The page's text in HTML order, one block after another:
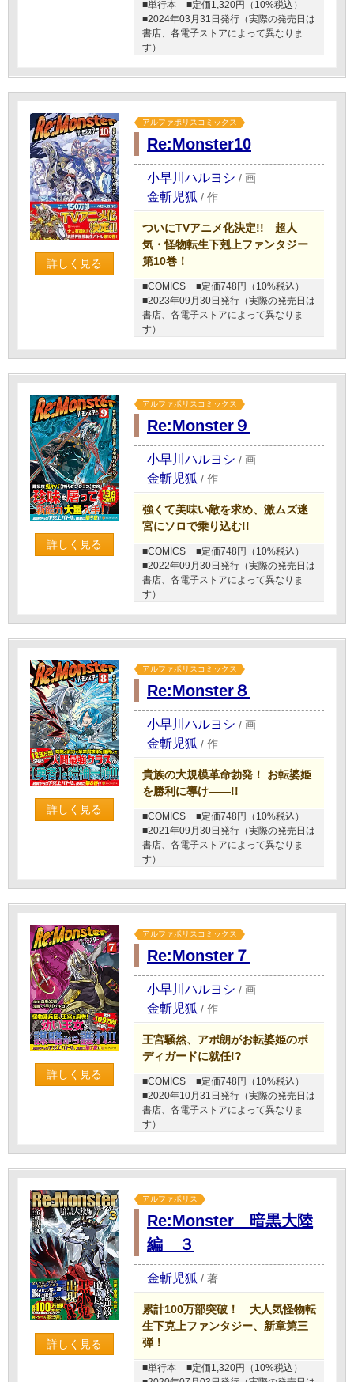
■単行本
■定価1,320円（10%税込）
■2024年03月31日発行（実際の発売日は
書店、各電子ストアによって異なりま
す）
詳しく見る
アルファポリスコミックス
Re:Monster10
小早川ハルヨシ / 画
金斬児狐 / 作
ついにTVアニメ化決定!! 超人
気・怪物転生下剋上ファンタジー
第10巻！
■COMICS
■定価748円（10%税込）
■2023年09月30日発行（実際の発売日は
書店、各電子ストアによって異なりま
す）
詳しく見る
アルファポリスコミックス
Re:Monster９
小早川ハルヨシ / 画
金斬児狐 / 作
強くて美味い敵を求め、激ムズ迷
宮にソロで乗り込む!!
■COMICS
■定価748円（10%税込）
■2022年09月30日発行（実際の発売日は
書店、各電子ストアによって異なりま
す）
詳しく見る
アルファポリスコミックス
Re:Monster８
小早川ハルヨシ / 画
金斬児狐 / 作
貴族の大規模革命勃発！ お転婆姫
を勝利に導け――!!
■COMICS
■定価748円（10%税込）
■2021年09月30日発行（実際の発売日は
書店、各電子ストアによって異なりま
す）
詳しく見る
アルファポリスコミックス
Re:Monster７
小早川ハルヨシ / 画
金斬児狐 / 作
王宮騒然、アポ朗がお転婆姫のボ
ディガードに就任!?
■COMICS
■定価748円（10%税込）
■2020年10月31日発行（実際の発売日は
書店、各電子ストアによって異なりま
す）
詳しく見る
アルファポリス
Re:Monster 暗黒大陸
編 ３
金斬児狐 / 著
累計100万部突破！ 大人気怪物転
生下克上ファンタジー、新章第三
弾！
■単行本
■定価1,320円（10%税込）